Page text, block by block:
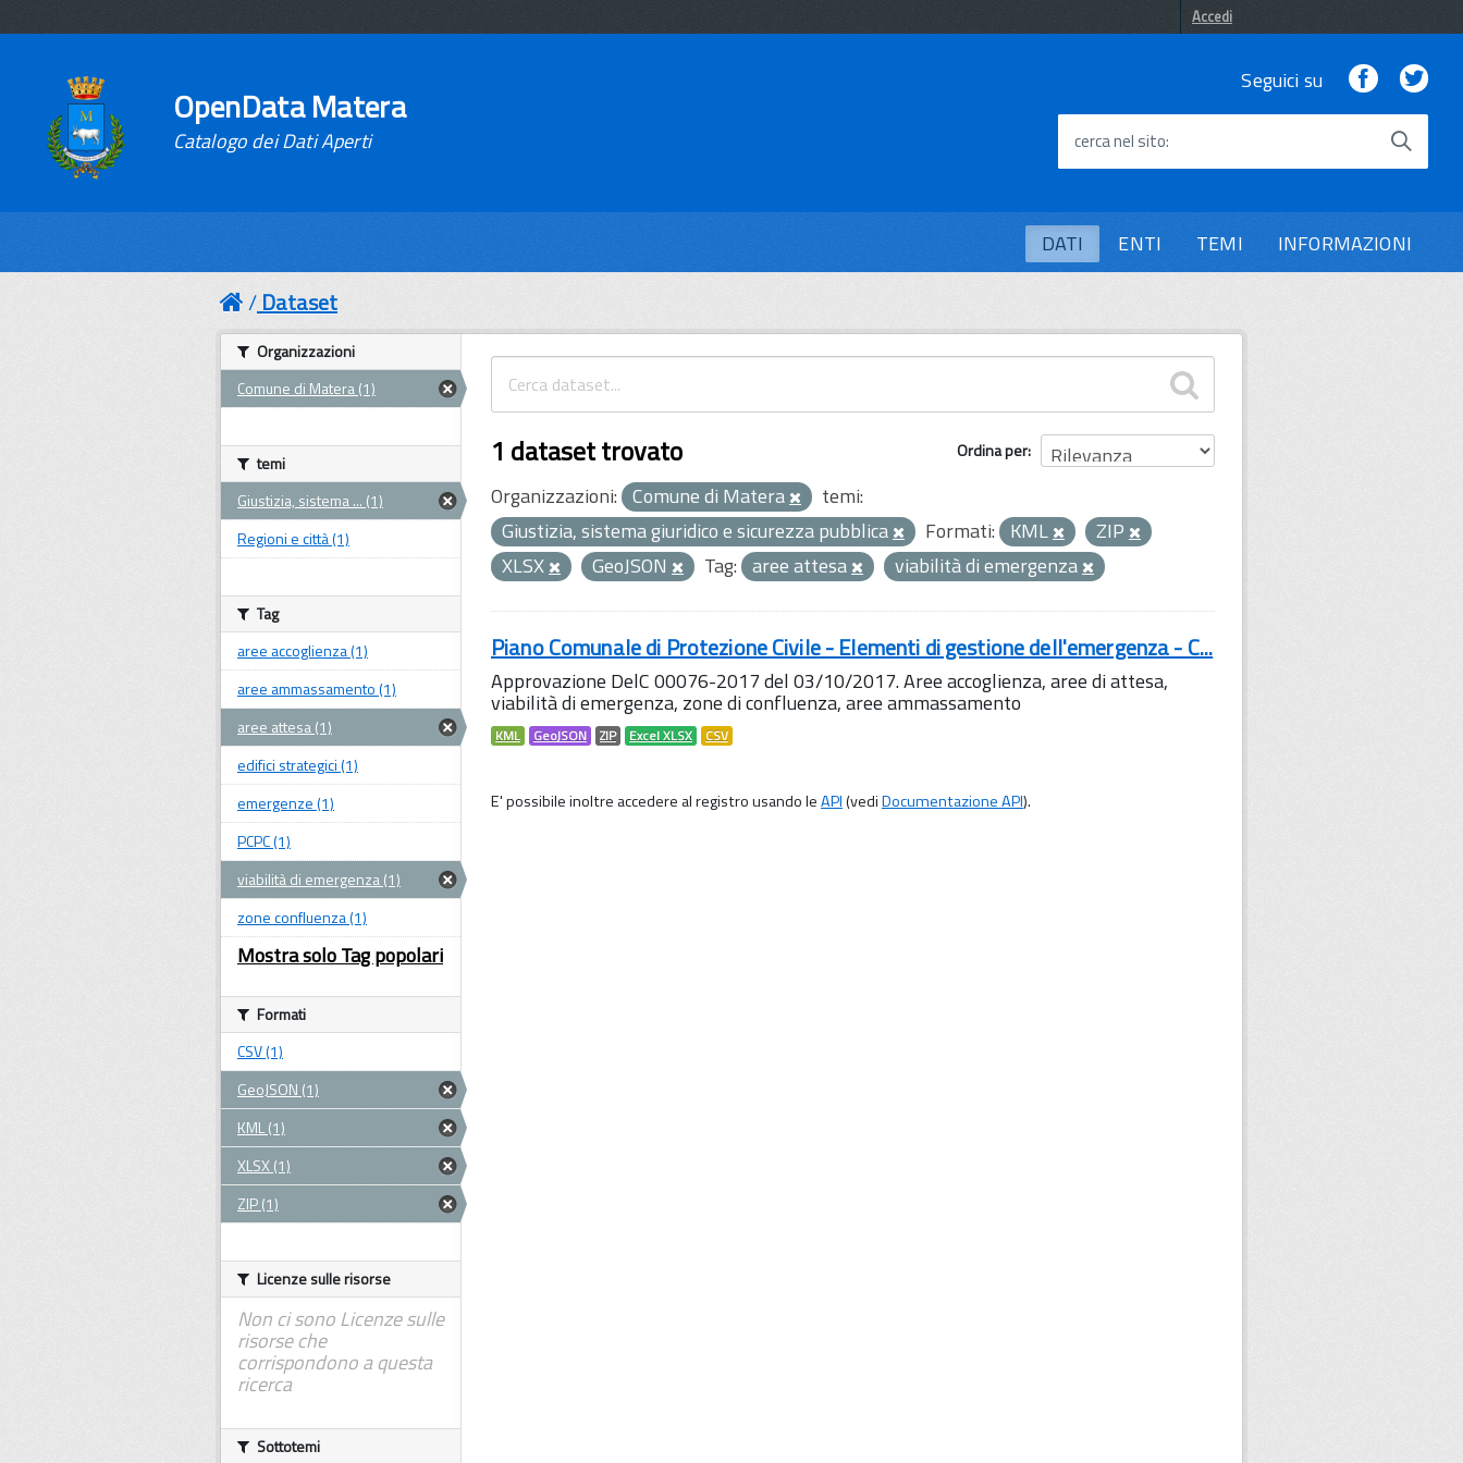
Accedi
OpenData Matera
Catalogo dei Dati Aperti
Seguici su Facebook
cerca nel sito
DATI ENTI TEMI INFORMAZIONI
Dataset
Ordina per
1 dataset trovato
Organizzazioni: Comune di Matera
temi:
Giustizia, sistema giuridico e sicurezza pubblica
Formati: KML
ZIP
XLSX
GeoJSON Tag: aree attesa viabilità di emergenza
Piano Comunale di Protezione Civile - Elementi di gestione dell'emergenza - C...
Approvazione DelC 00076-2017 del 03/10/2017. Aree accoglienza, aree di attesa,
viabilità di emergenza, zone di confluenza, aree ammassamento
KML GeoJSON ZIP Excel XLSX CSV
E' possibile inoltre accedere al registro usando leAPI(vediDocumentazione API).
Organizzazioni
Comune di Matera (1)
temi
Giustizia, sistema ... (1)
Regioni e città (1)
Tag
aree accoglienza (1)
aree ammassamento (1)
aree attesa (1)
edifici strategici (1)
emergenze (1)
PCPC (1)
viabilità di emergenza (1)
zone confluenza (1)
Mostra solo Tag popolari
Formati
CSV (1)
GeoJSON (1)
KML (1)
XLSX (1)
ZIP (1)
Licenze sulle risorse
Non ci sono Licenze sulle
risorse che
corrispondono a questa
ricerca
Sottotemi